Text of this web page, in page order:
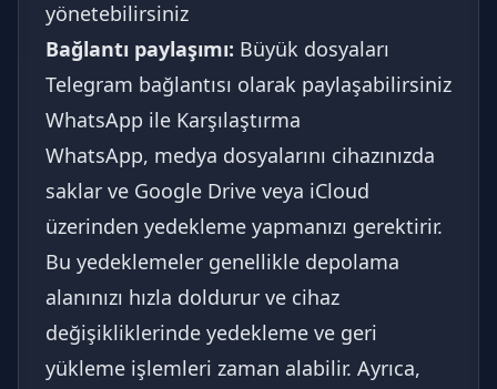
yönetebilirsiniz
Bağlantı paylaşımı: Büyük dosyaları
Telegram bağlantısı olarak paylaşabilirsiniz
WhatsApp ile Karşılaştırma
WhatsApp, medya dosyalarını cihazınızda
saklar ve Google Drive veya iCloud
üzerinden yedekleme yapmanızı gerektirir.
Bu yedeklemeler genellikle depolama
alanınızı hızla doldurur ve cihaz
değişikliklerinde yedekleme ve geri
yükleme işlemleri zaman alabilir. Ayrıca,